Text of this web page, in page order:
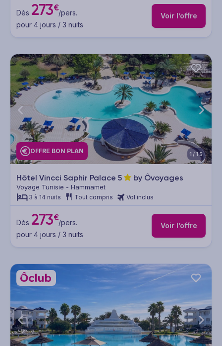
Dès 273€/pers.
pour 4 jours / 3 nuits
Voir l’offre
OFFRE BON PLAN 1/15
Hôtel Vincci Saphir Palace 5 by Ôvoyages
Voyage Tunisie - Hammamet
3 à 14 nuits Tout compris Vol inclus
Dès 273€/pers.
pour 4 jours / 3 nuits
Voir l’offre